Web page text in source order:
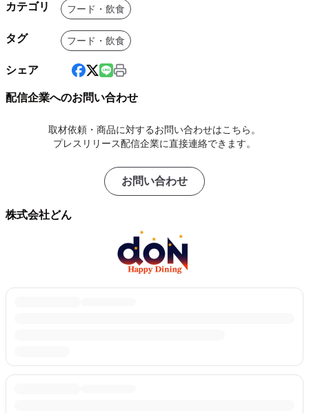
カテゴリ フード・飲食
タグ フード・飲食
シェア
配信企業へのお問い合わせ
取材依頼・商品に対するお問い合わせはこちら。
プレスリリース配信企業に直接連絡できます。
お問い合わせ
株式会社どん